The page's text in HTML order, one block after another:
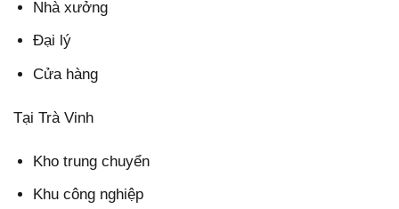
Nhà xưởng
Đại lý
Cửa hàng
Tại Trà Vinh
Kho trung chuyển
Khu công nghiệp